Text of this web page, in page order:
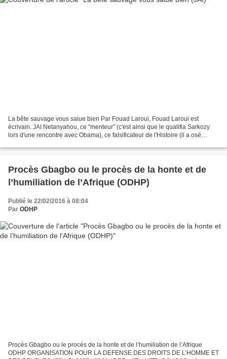
La bête sauvage vous salue bien Par Fouad Laroui, Fouad Laroui est
écrivain. JAI Netanyahou, ce "menteur" (c'est ainsi que le qualifia Sarkozy
lors d'une rencontre avec Obama), ce falsificateur de l'Histoire (il a osé
Procès Gbagbo ou le procès de la honte et de
l’humiliation de l’Afrique (ODHP)
Publié le 22/02/2016 à 08:04
Par ODHP
Procès Gbagbo ou le procès de la honte et de l’humiliation de l’Afrique
ODHP ORGANISATION POUR LA DEFENSE DES DROITS DE L’HOMME ET